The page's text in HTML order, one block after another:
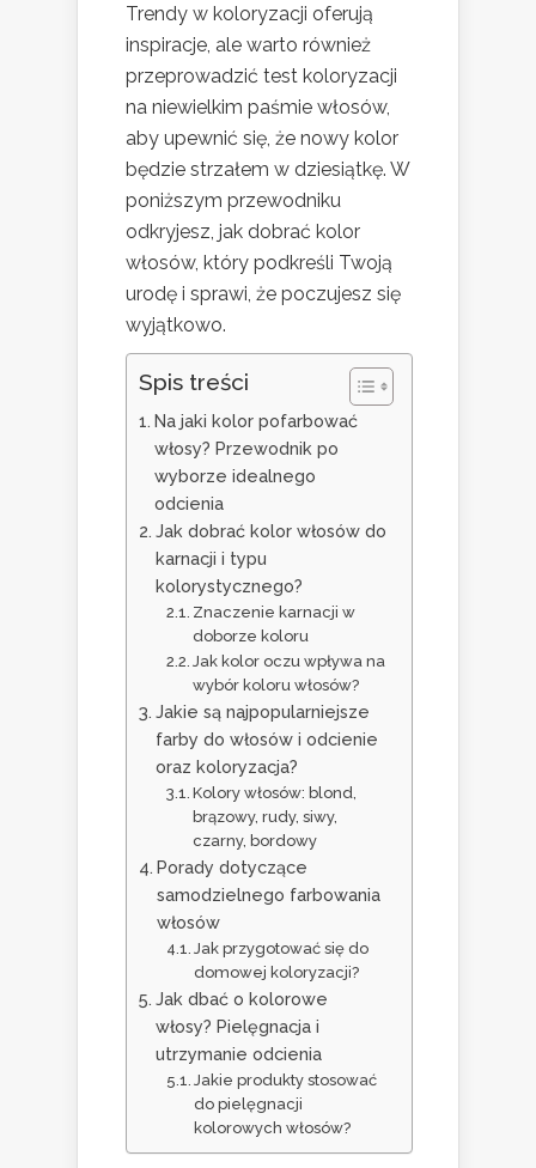
Trendy w koloryzacji oferują
inspiracje, ale warto również
przeprowadzić test koloryzacji
na niewielkim paśmie włosów,
aby upewnić się, że nowy kolor
będzie strzałem w dziesiątkę. W
poniższym przewodniku
odkryjesz, jak dobrać kolor
włosów, który podkreśli Twoją
urodę i sprawi, że poczujesz się
wyjątkowo.
Spis treści
Na jaki kolor pofarbować
włosy? Przewodnik po
wyborze idealnego
odcienia
Jak dobrać kolor włosów do
karnacji i typu
kolorystycznego?
Znaczenie karnacji w
doborze koloru
Jak kolor oczu wpływa na
wybór koloru włosów?
Jakie są najpopularniejsze
farby do włosów i odcienie
oraz koloryzacja?
Kolory włosów: blond,
brązowy, rudy, siwy,
czarny, bordowy
Porady dotyczące
samodzielnego farbowania
włosów
Jak przygotować się do
domowej koloryzacji?
Jak dbać o kolorowe
włosy? Pielęgnacja i
utrzymanie odcienia
Jakie produkty stosować
do pielęgnacji
kolorowych włosów?